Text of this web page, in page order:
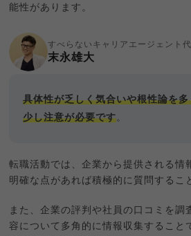
能性があります。
すべらないキャリアエージェント
末永雄大
具体性が乏しく気合いや根性論を
少し注意が必要です。
転職活動では、企業から提供される情
明確な点があれば積極的に質問するこ
また、企業の評判や社員の口コミを調
容について多角的に情報収集すること